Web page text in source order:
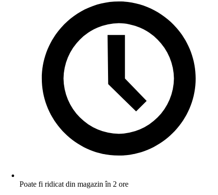
Poate fi ridicat din magazin în 2 ore